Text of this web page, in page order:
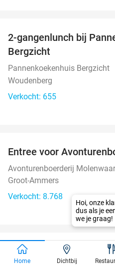
2-gangenlunch bij
Bergzicht
Pannenkoekenhuis Bergzicht
Woudenberg
Verkocht: 655
Entree voor
Avonturenboerderij
Groot-Ammers
Verkocht: 8.768
(Duo)
spa
Home Dichtbij
Hoi, onze
dus als je
we je graag!